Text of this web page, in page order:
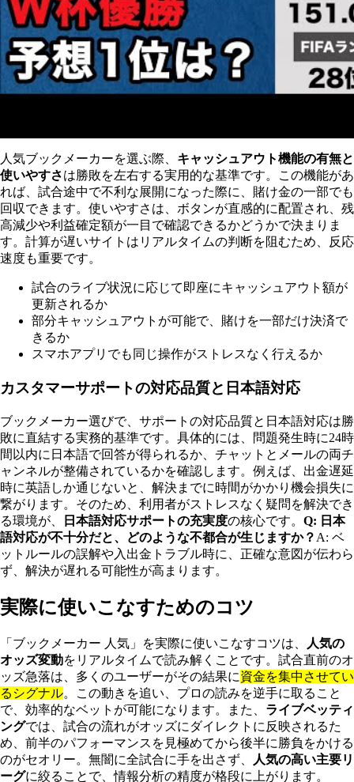
人気ブックメーカーを選ぶ際、 キャッシュアウト機能の有無と
使いやすさは勝敗を左右する実用的な基準です。この機能があ
れば、試合途中で不利な展開になった際に、賭け金の一部でも
回収できます。使いやすさは、ボタンが直感的に配置され、残
高減少や利益確定額が一目で確認できるかどうかで決まりま
す。計算が遅いサイトはリアルタイムの判断を阻むため、反応
速度も重要です。
試合のライブ状況に応じて即座にキャッシュアウト額が
更新されるか
部分キャッシュアウトが可能で、賭けを一部だけ決済で
きるか
スマホアプリでも同じ操作がストレスなく行えるか
カスタマーサポートの対応品質と日本語対応
ブックメーカー選びで、サポートの対応品質と日本語対応は勝
敗に直結する実務的基準です。具体的には、問題発生時に24時
間以内に日本語で回答が得られるか、チャットとメールの両チ
ャンネルが整備されているかを確認します。例えば、出金遅延
時に英語しか通じないと、解決までに時間がかかり機会損失に
繋がります。そのため、利用者がストレスなく疑問を解決でき
る環境が、
日本語対応サポートの充実度の核心です。 Q: 日本
語対応が不十分だと、どのような不都合が生じますか？ A: ベ
ットルールの誤解や入出金トラブル時に、正確な意図が伝わら
ず、解決が遅れる可能性が高まります。
実際に使いこなすためのコツ
「ブックメーカー 人気」を実際に使いこなすコツは、
人気の
オッズ変動をリアルタイムで読み解くことです。試合直前のオ
ッズ急落は、多くのユーザーがその結果に資金を集中させてい
るシグナル。この動きを追い、プロの読みを逆手に取ること
で、効率的なベットが可能になります。また、 ライブベッティ
ングでは、試合の流れがオッズにダイレクトに反映されるた
め、前半のパフォーマンスを見極めてから後半に勝負をかける
のがセオリー。無闇に全試合に手を出さず、
人気の高い主要リ
ーグに絞ることで、情報分析の精度が格段に上がります。